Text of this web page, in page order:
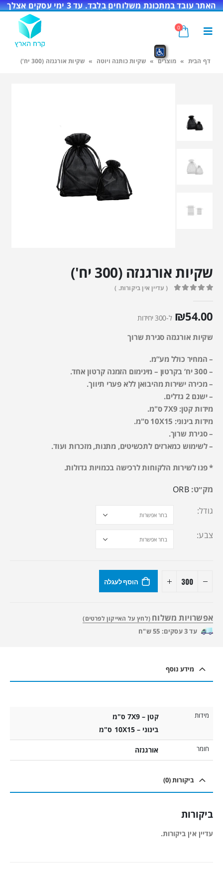
האתר עובד במתכונת משלוחים בלבד. עד 3 ימי עסקים אצלך
בדלת!
0
דף הבית » מוצרים » שקיות כותנה ויוטה » שקיות אורגנזה (300 יח’)
שקיות אורגנזה (300 יח')
( עדיין אין ביקורות. )
₪54.00 ל-300 יחידות
שקיות אורגנזה סגירת שרוך
– המחיר כולל מע”מ.
– 300 יח’ בקרטון – מינימום הזמנה קרטון אחד.
– מכירה ישירות מהיבואן ללא פערי תיווך.
– ישנם 2 גדלים.
מידות קטן: 7X9 ס"מ.
מידות בינוני: 10X15 ס"מ.
– סגירת שרוך.
– לשימוש כמארזים לתכשיטים, מתנות, מזכרות ועוד.
* פנו לשירות הלקוחות לרכישה בכמויות גדולות.
מק״ט:ORB
גודל‎
צבע
הוסף לעגלה
אפשרויות משלוח (לחץ על האייקון לפרטים)
עד 3 עסקים: 55 ש"ח
מידע נוסף
מידות
קטן – 7X9 ס"מ
בינוני – 10X15 ס"מ
חומר אורגנזה
ביקורות (0)
ביקורות
עדיין אין ביקורות.